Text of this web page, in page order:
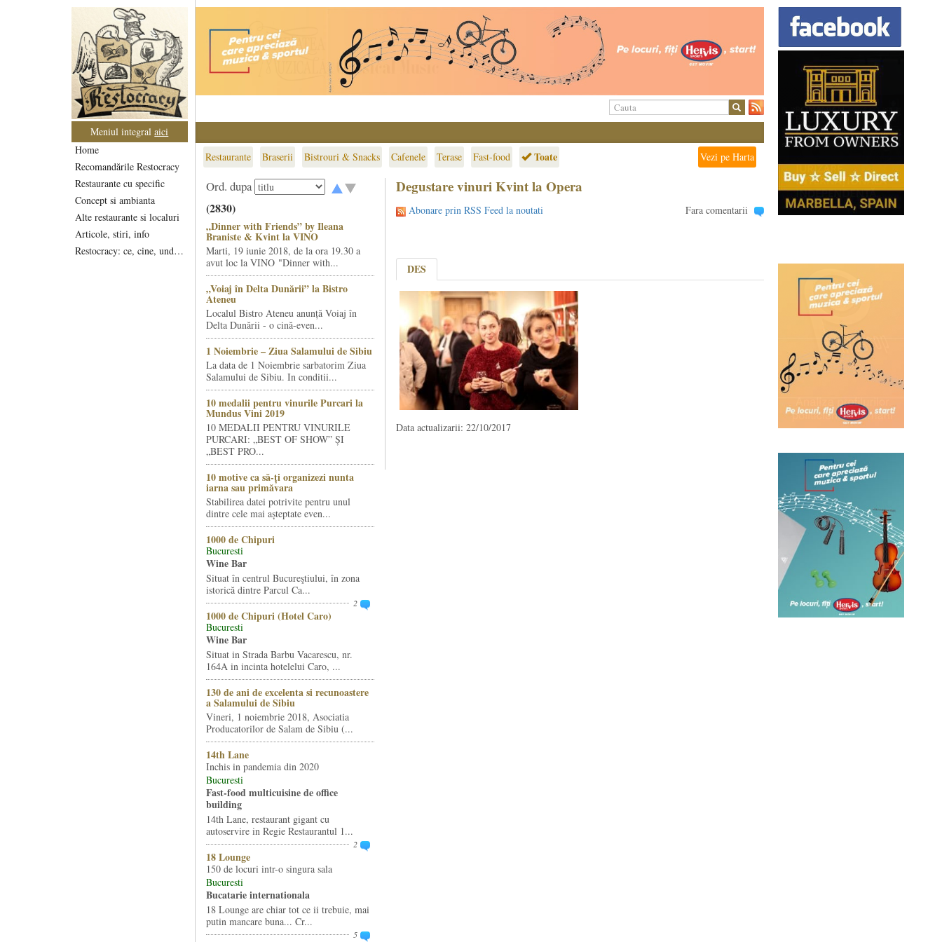
Meniul integralaici
Home
Recomandările Restocracy
Restaurante cu specific
Concept si ambianta
Alte restaurante si localuri
Articole, stiri, info
Restocracy: ce, cine, unde...
Restaurante Braserii Bistrouri & Snacks Cafenele Terase Fast-food Toate Vezi pe Harta
Ord. dupa
(2830)
„Dinner with Friends” by Ileana
Braniste & Kvint la VINO
Marti, 19 iunie 2018, de la ora 19.30 a
avut loc la VINO "Dinner with...
„Voiaj în Delta Dunării” la Bistro
Ateneu
Localul Bistro Ateneu anunță Voiaj în
Delta Dunării - o cină-even...
1 Noiembrie – Ziua Salamului de Sibiu
La data de 1 Noiembrie sarbatorim Ziua
Salamului de Sibiu. In conditii...
10 medalii pentru vinurile Purcari la
Mundus Vini 2019
10 MEDALII PENTRU VINURILE
PURCARI: „BEST OF SHOW” ȘI
„BEST PRO...
10 motive ca să-ți organizezi nunta
iarna sau primăvara
Stabilirea datei potrivite pentru unul
dintre cele mai așteptate even...
1000 de Chipuri
Bucuresti
Wine Bar
Situat în centrul Bucureştiului, în zona
istorică dintre Parcul Ca...
2
1000 de Chipuri (Hotel Caro)
Bucuresti
Wine Bar
Situat in Strada Barbu Vacarescu, nr.
164A in incinta hotelelui Caro, ...
130 de ani de excelenta si recunoastere
a Salamului de Sibiu
Vineri, 1 noiembrie 2018, Asociatia
Producatorilor de Salam de Sibiu (...
14th Lane
Inchis in pandemia din 2020
Bucuresti
Fast-food multicuisine de office
building
14th Lane, restaurant gigant cu
autoservire in Regie Restaurantul 1...
2
18 Lounge
150 de locuri intr-o singura sala
Bucuresti
Bucatarie internationala
18 Lounge are chiar tot ce ii trebuie, mai
putin mancare buna... Cr...
5
Degustare vinuri Kvint la Opera
Abonare prin RSS Feed la noutati Fara comentarii
DES
Data actualizarii: 22/10/2017